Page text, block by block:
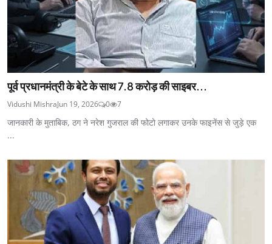
पूर्व प्रधानमंत्री के बेटे के साथ 7.8 करोड़ की साइबर...
Vidushi MishraJun 19, 2026 0 7
जानकारी के मुताबिक, ठग ने नरेश गुजराल की फोटो लगाकर उनके फाइनेंस से जुड़े एक
...